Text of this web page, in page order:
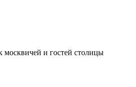
москвичей и гостей столицы